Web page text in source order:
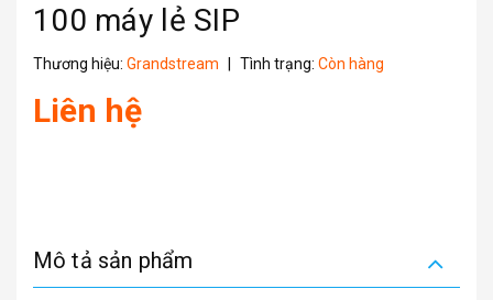
100 máy lẻ SIP
Thương hiệu: Grandstream Tình trạng: Còn hàng
Liên hệ
Mô tả sản phẩm